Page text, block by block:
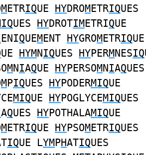
METRIQUE HYDROMETRIQUES
UES HYDROTIMETRIQUE
ENIQUEMENT HYGROMETRIQUE
UE HYMNIQUES HYPERMNESIQ
MNIAQUE HYPERSOMNIAQUES
MPIQUES HYPODERMIQUE
MIQUE HYPOGLYCEMIQUES
AQUES HYPOTHALAMIQUE
METRIQUE HYPSOMETRIQUES
IQUE LYMPHATIQUES